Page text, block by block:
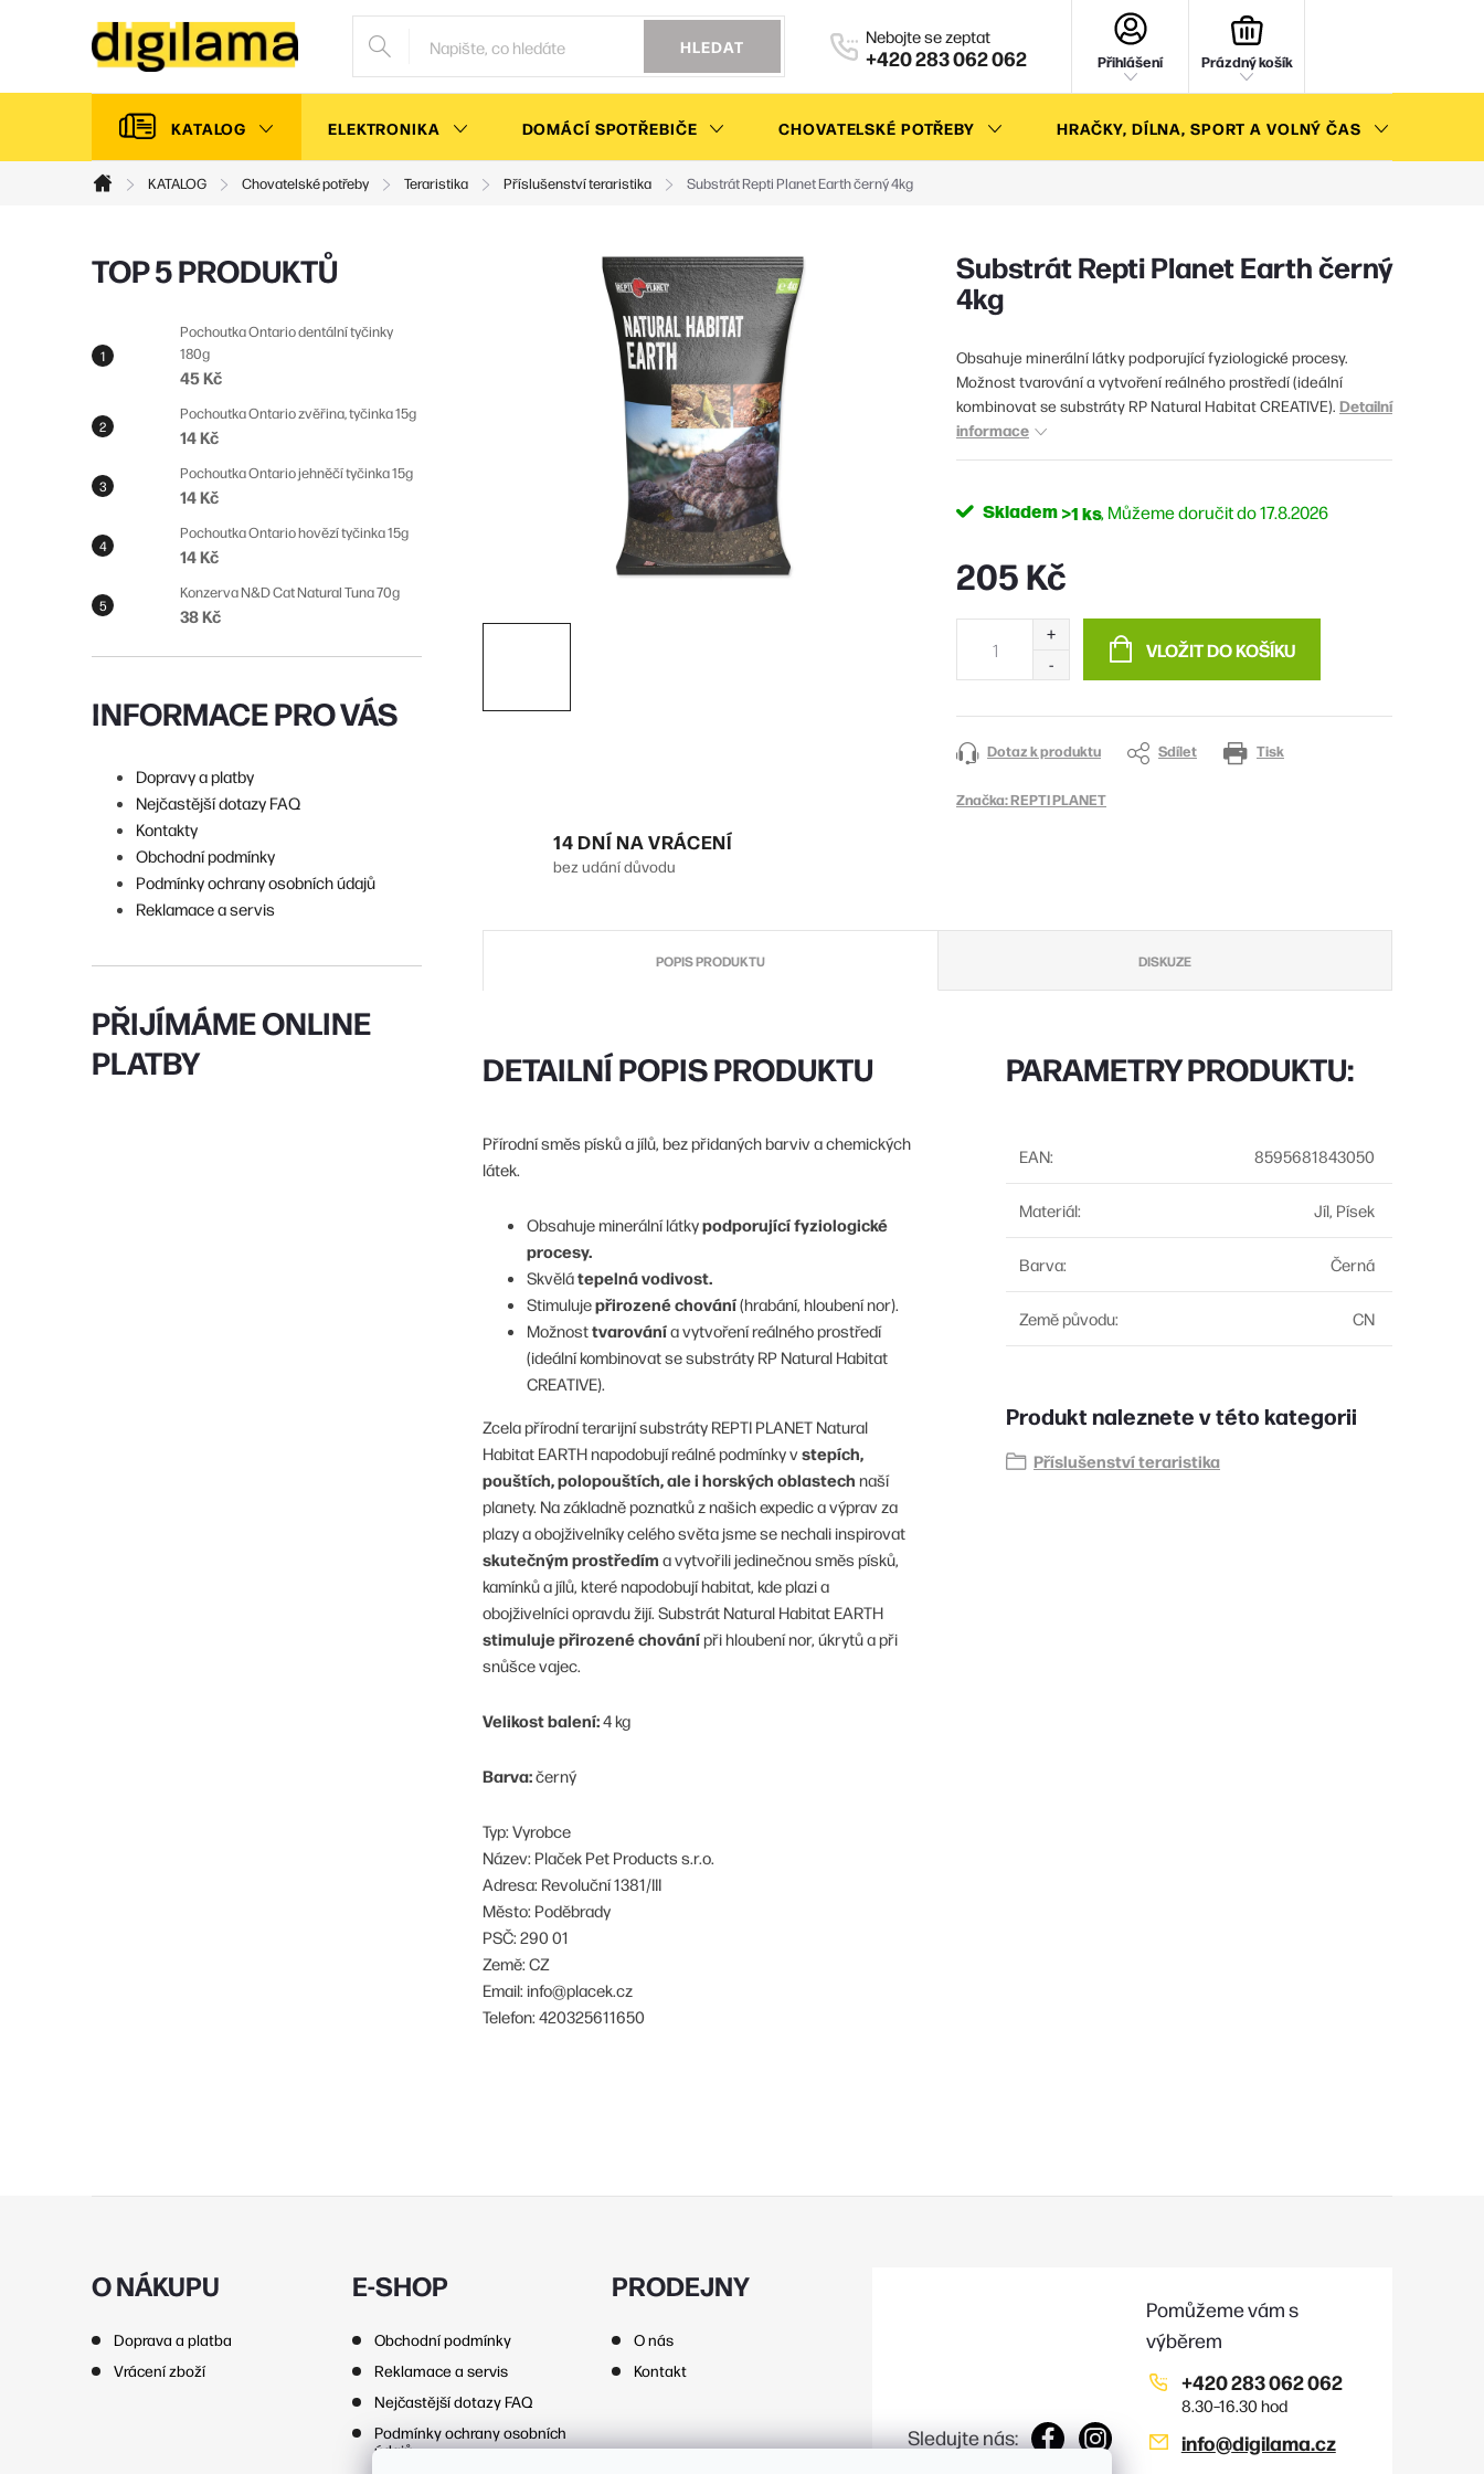
HLEDAT +420 283 062 062 Přihlášení Prázdný košík
KATALOG ELEKTRONIKA DOMÁCÍ SPOTŘEBIČE CHOVATELSKÉ POTŘEBY HRAČKY, DÍLNA, SPORT A VOLNÝ ČAS
Domů
KATALOG Chovatelské potřeby Teraristika Příslušenství teraristika Substrát Repti Planet Earth černý 4kg
P
s
t
r
a
n
í
p
a
n
e
l
TOP 5 PRODUKTŮ
Pochoutka Ontario dentální tyčinky
180g
45 Kč
Pochoutka Ontario zvěřina, tyčinka 15g
14 Kč
Pochoutka Ontario jehněčí tyčinka 15g
14 Kč
Pochoutka Ontario hovězí tyčinka 15g
14 Kč
Konzerva N&D Cat Natural Tuna 70g
38 Kč
INFORMACE PRO VÁS
Dopravy a platby
Nejčastější dotazy FAQ
Kontakty
Obchodní podmínky
Podmínky ochrany osobních údajů
Reklamace a servis
PŘIJÍMÁME ONLINE
PLATBY
Substrát Repti Planet Earth černý
4kg
Obsahuje minerální látky podporující fyziologické procesy.
Možnost tvarování a vytvoření reálného prostředí (ideální
kombinovat se substráty RP Natural Habitat CREATIVE). Detailní
informace
Skladem>1 ks 17.8.2026
205 Kč
VLOŽIT DO KOŠÍKU
Tisk
Dotaz k produktu Sdílet
Značka:REPTI PLANET
14 DNÍ NA VRÁCENÍ
bez udání důvodu
POPIS PRODUKTU DISKUZE
DETAILNÍ POPIS PRODUKTU
Přírodní směs písků a jílů, bez přidaných barviv a chemických
látek.​
Obsahuje minerální látkypodporující fyziologické
procesy.​
Skvělátepelná vodivost.
Stimulujepřirozené chování(hrabání, hloubení nor).​
Možnosttvarovánía vytvoření reálného prostředí
(ideální kombinovat se substráty RP Natural Habitat
CREATIVE).​
Zcela přírodní terarijní substráty REPTI PLANET Natural
Habitat EARTH napodobují reálné podmínky vstepích,
pouštích, polopouštích, ale i horských oblastech naší
planety. Na základně poznatků z našich expedic a výprav za
plazy a obojživelníky celého světa jsme se nechali inspirovat
skutečným prostředím a vytvořili jedinečnou směs písků,
kamínků a jílů, které napodobují habitat, kde plazi a
obojživelníci opravdu žijí. Substrát Natural Habitat EARTH
stimuluje přirozené chovánípři hloubení nor, úkrytů a při
snůšce vajec.
Velikost balení:4 kg
Barva:černý
Typ: Vyrobce
Název: Plaček Pet Products s.r.o.
Adresa: Revoluční 1381/III
Město: Poděbrady
PSČ: 290 01
Země: CZ
Email: info@placek.cz
Telefon: 420325611650
PARAMETRY PRODUKTU:
EAN: 8595681843050
Materiál: Jíl, Písek
Barva: Černá
Země původu: CN
Produkt naleznete v této kategorii
Příslušenství teraristika
O NÁKUPU
Doprava a platba
Vrácení zboží
E-SHOP
Obchodní podmínky
Reklamace a servis
Nejčastější dotazy FAQ
Podmínky ochrany osobních
údajů
PRODEJNY
O nás
Kontakt
info@digilama.cz
+420 283 062 062
Sledujte nás: